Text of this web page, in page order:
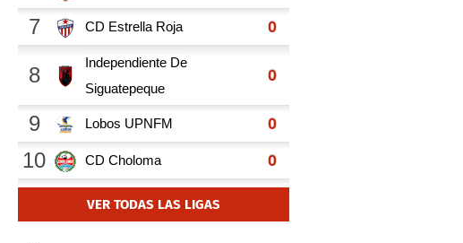
VER TODAS LAS LIGAS